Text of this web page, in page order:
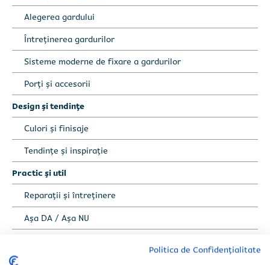
Politica de Confidențialitate
Completează formularul sau sună
direct:0735 000 555
Completează formularul sau sună
direct:0735 000 555
Alegerea gardului
Întreținerea gardurilor
Sisteme moderne de fixare a gardurilor
Porți și accesorii
Design și tendințe
Culori și finisaje
Tendințe și inspirație
Practic și util
Reparații și întreținere
Așa DA / Așa NU